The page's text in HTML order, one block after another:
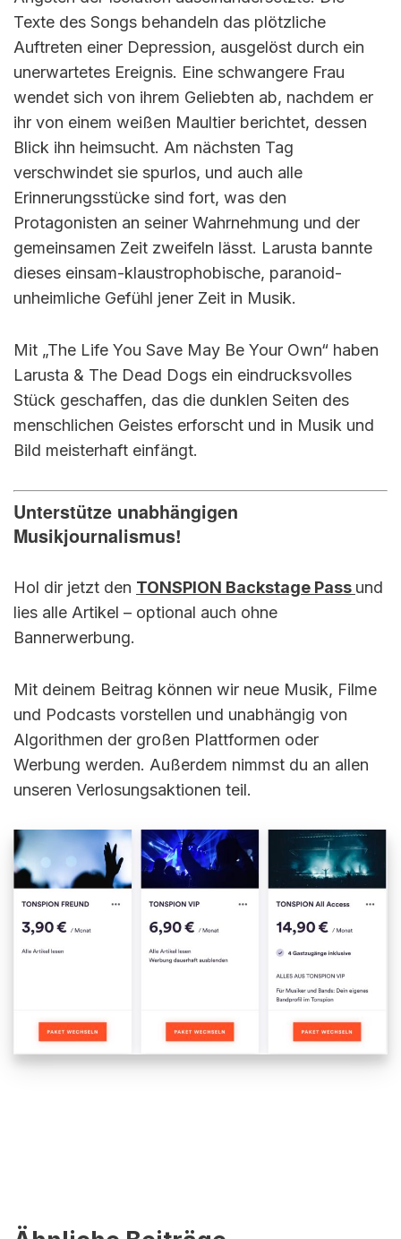
Texte des Songs behandeln das plötzliche
Auftreten einer Depression, ausgelöst durch ein
unerwartetes Ereignis. Eine schwangere Frau
wendet sich von ihrem Geliebten ab, nachdem er
ihr von einem weißen Maultier berichtet, dessen
Blick ihn heimsucht. Am nächsten Tag
verschwindet sie spurlos, und auch alle
Erinnerungsstücke sind fort, was den
Protagonisten an seiner Wahrnehmung und der
gemeinsamen Zeit zweifeln lässt. Larusta bannte
dieses einsam-klaustrophobische, paranoid-
unheimliche Gefühl jener Zeit in Musik.
Mit „The Life You Save May Be Your Own“ haben
Larusta & The Dead Dogs ein eindrucksvolles
Stück geschaffen, das die dunklen Seiten des
menschlichen Geistes erforscht und in Musik und
Bild meisterhaft einfängt.
Unterstütze unabhängigen
Musikjournalismus!
Hol dir jetzt den TONSPION Backstage Pass und
lies alle Artikel – optional auch ohne
Bannerwerbung.
Mit deinem Beitrag können wir neue Musik, Filme
und Podcasts vorstellen und unabhängig von
Algorithmen der großen Plattformen oder
Werbung werden. Außerdem nimmst du an allen
unseren Verlosungsaktionen teil.